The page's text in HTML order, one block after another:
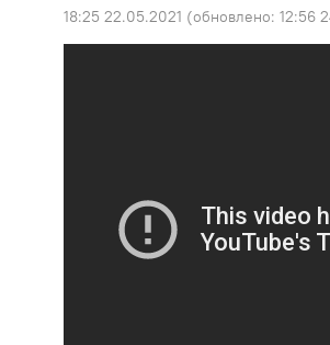
18:25 22.05.2021 (обновлено: 12:56